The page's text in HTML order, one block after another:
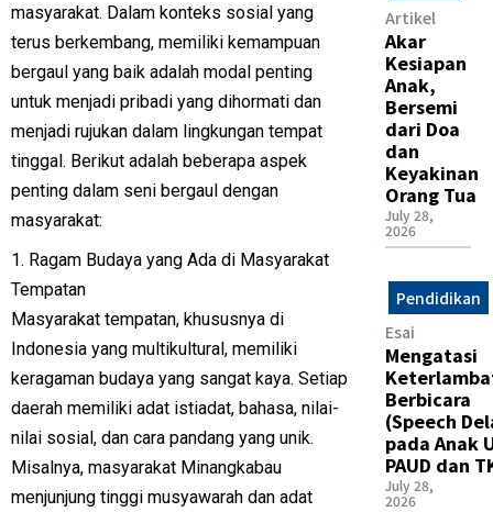
masyarakat. Dalam konteks sosial yang
terus berkembang, memiliki kemampuan
bergaul yang baik adalah modal penting
untuk menjadi pribadi yang dihormati dan
menjadi rujukan dalam lingkungan tempat
tinggal. Berikut adalah beberapa aspek
penting dalam seni bergaul dengan
masyarakat:
1. Ragam Budaya yang Ada di Masyarakat
Tempatan
Masyarakat tempatan, khususnya di
Indonesia yang multikultural, memiliki
keragaman budaya yang sangat kaya. Setiap
daerah memiliki adat istiadat, bahasa, nilai-
nilai sosial, dan cara pandang yang unik.
Misalnya, masyarakat Minangkabau
menjunjung tinggi musyawarah dan adat
Artikel
Akar
Kesiapan
Anak,
Bersemi
dari Doa
dan
Keyakinan
Orang Tua
July 28,
2026
Pendidikan
Esai
Mengatasi
Berbicara
(Speech
pada Anak
PAUD dan
July 28,
2026